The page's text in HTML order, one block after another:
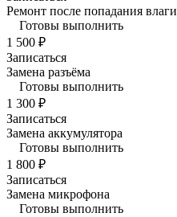
Ремонт после попадания влаги
Готовы выполнить
1 500 ₽
Записаться
Замена разъёма
Готовы выполнить
1 300 ₽
Записаться
Замена аккумулятора
Готовы выполнить
1 800 ₽
Записаться
Замена микрофона
Готовы выполнить